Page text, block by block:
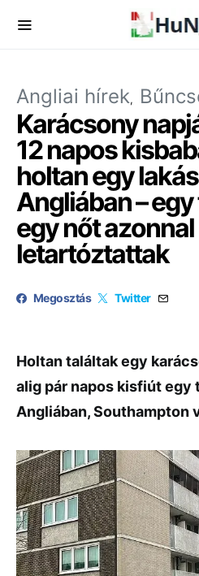
Angliai hírek
Karácsony
12 napos
holtan egy
Angliában –
egy nőt azonnal
letartóztattak
Megosztás Twitter
Holtan találtak egy
alig pár napos kisfiút egy
Angliában, Southampton